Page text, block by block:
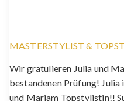
MASTERSTYLIST &
Wir gratulieren Julia und
bestandenen Prüfung!
und Mariam Topstylistin!!